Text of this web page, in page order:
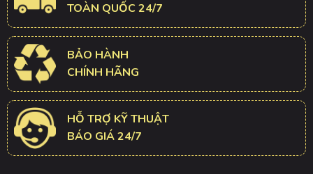
TOÀN QUỐC 24/7
BẢO HÀNH
CHÍNH HÃNG
HỖ TRỢ KỸ THUẬT
BÁO GIÁ 24/7